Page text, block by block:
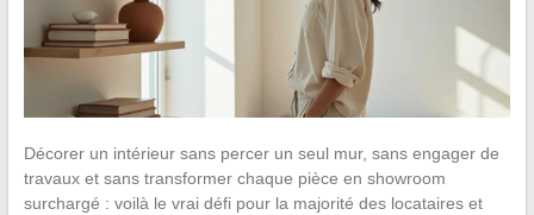
Décorer un intérieur sans percer un seul mur, sans engager de
travaux et sans transformer chaque pièce en showroom
surchargé : voilà le vrai défi pour la majorité des locataires et